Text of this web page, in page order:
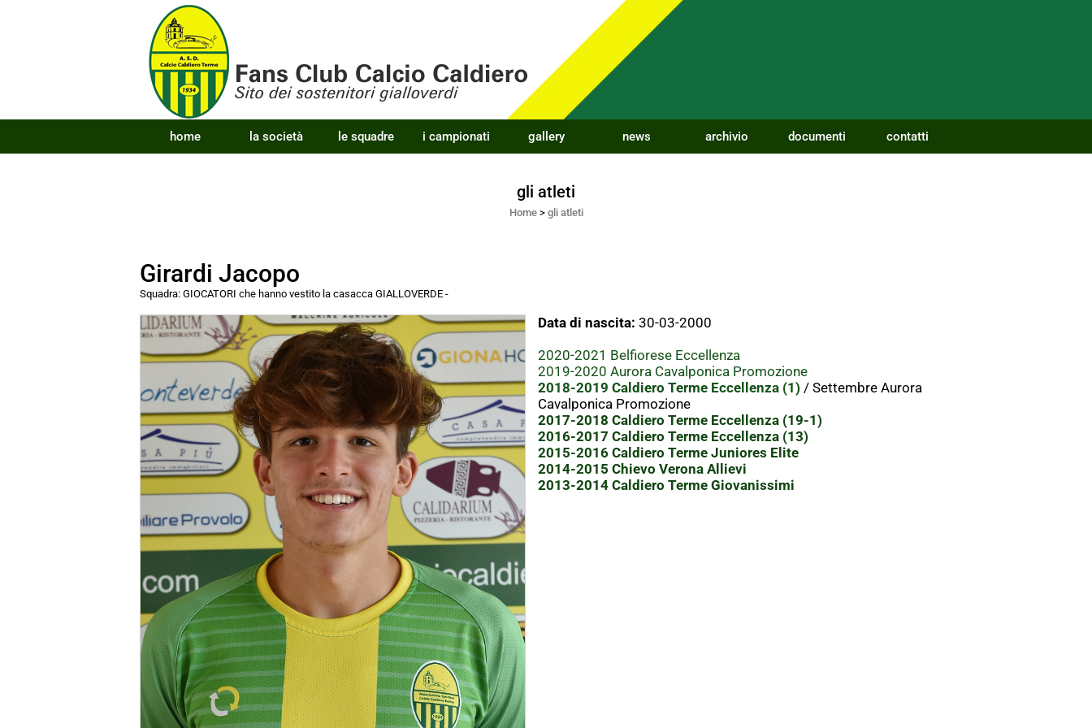
home la società le squadre i campionati gallery news archivio documenti contatti
gli atleti
Home> gli atleti
Girardi Jacopo
Squadra: GIOCATORI che hanno vestito la casacca GIALLOVERDE -
Data di nascita: 30-03-2000
2020-2021 Belfiorese Eccellenza
2019-2020 Aurora Cavalponica Promozione
2018-2019 Caldiero Terme Eccellenza (1) / Settembre Aurora
Cavalponica Promozione
2017-2018 Caldiero Terme Eccellenza (19-1)
2016-2017 Caldiero Terme Eccellenza (13)
2015-2016 Caldiero Terme Juniores Elite
2014-2015 Chievo Verona Allievi
2013-2014 Caldiero Terme Giovanissimi